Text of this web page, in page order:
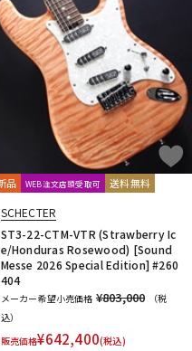
楽器アクセサリ
ヴィンテージ
品 WEB注文店頭受取可 送料無料
SCHECTER
ST3-22-CTM-VTR (Strawberry Ic
e/Honduras Rosewood) [Sound
Messe 2026 Special Edition] #260
404
メーカー希望小売価格 ¥803,000
（税
込）
販売価格¥642,400(税込)